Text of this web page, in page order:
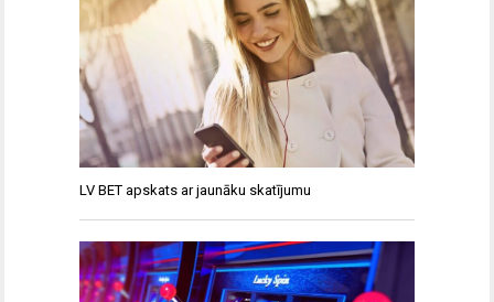
LV BET apskats ar jaunāku skatījumu